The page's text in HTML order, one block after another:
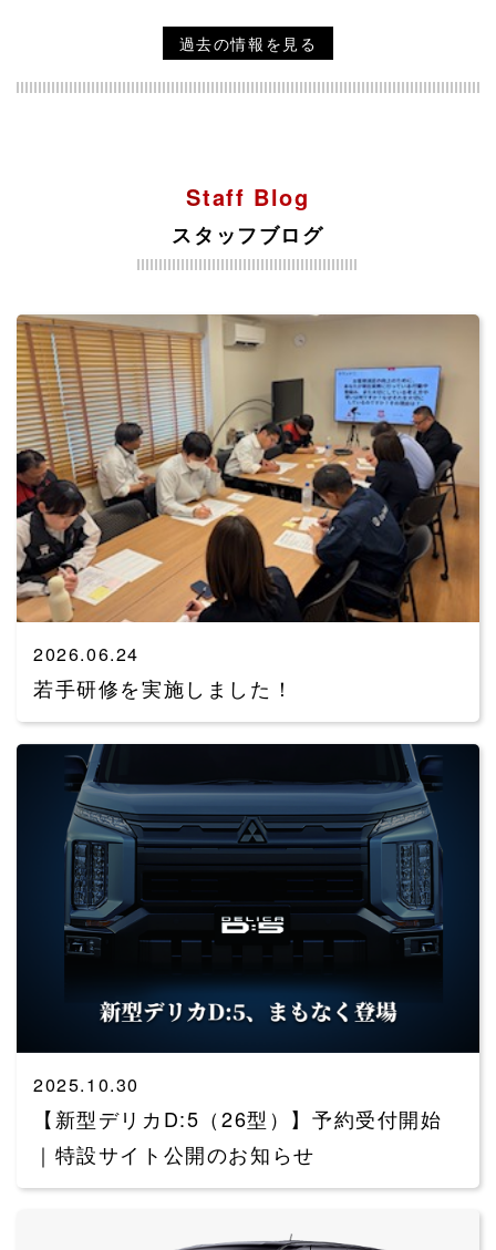
過去の情報を見る
Staff Blog
スタッフブログ
2026.06.24
若手研修を実施しました！
2025.10.30
【新型デリカD:5（26型）】予約受付開始
｜特設サイト公開のお知らせ